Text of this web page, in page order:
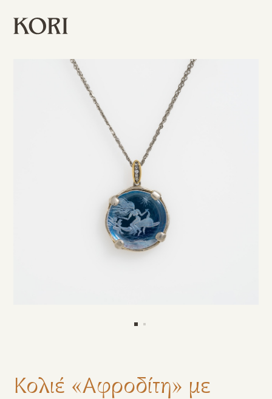
Κολιέ «Αφροδίτη» με